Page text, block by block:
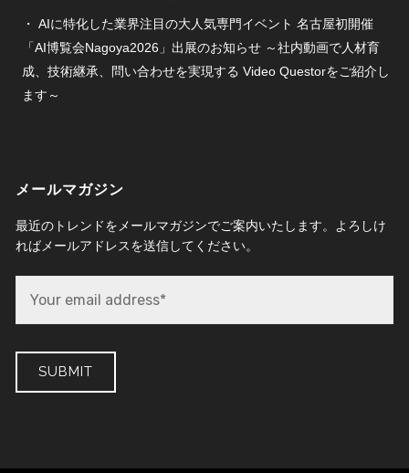
AIに特化した業界注目の大人気専門イベント 名古屋初開催
「AI博覧会Nagoya2026」出展のお知らせ ～社内動画で人材育
成、技術継承、問い合わせを実現する Video Questorをご紹介し
ます～
メールマガジン
最近のトレンドをメールマガジンでご案内いたします。よろしけ
ればメールアドレスを送信してください。